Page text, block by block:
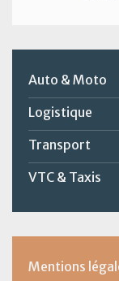
Auto & Moto
Logistique
Transport
VTC & Taxis
Mentions